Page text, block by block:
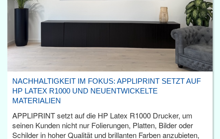
NACHHALTIGKEIT IM FOKUS: APPLIPRINT SETZT AUF
HP LATEX R1000 UND NEUENTWICKELTE
MATERIALIEN
APPLIPRINT setzt auf die HP Latex R1000 Drucker, um
seinen Kunden nicht nur Folierungen, Platten, Bilder oder
Schilder in hoher Qualität und brillanten Farben anzubieten,